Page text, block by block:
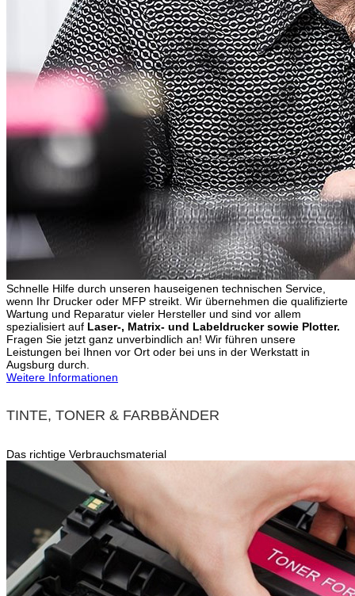
Schnelle Hilfe durch unseren hauseigenen technischen Service,
wenn Ihr Drucker oder MFP streikt. Wir übernehmen die qualifizierte
Wartung und Reparatur vieler Hersteller und sind vor allem
spezialisiert auf Laser-, Matrix- und Labeldrucker sowie Plotter.
Fragen Sie jetzt ganz unverbindlich an! Wir führen unsere
Leistungen bei Ihnen vor Ort oder bei uns in der Werkstatt in
Augsburg durch.
Weitere Informationen
TINTE, TONER & FARBBÄNDER
Das richtige Verbrauchsmaterial